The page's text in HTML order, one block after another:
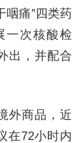
咽痛”四类药
一次核酸检
出，并配合
商品，近
在72小时内